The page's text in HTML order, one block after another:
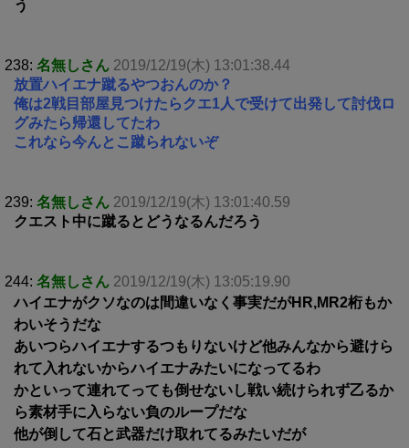
う
238: 名無しさん 2019/12/19(木) 13:01:38.44
放置ハイエナ蹴るやつおんのか？
俺は2戦目部屋見つけたらクエ1人で受けて出発して討伐ロ
グみたら帰還してたわ
これなら今んとこ蹴られないぞ
239: 名無しさん 2019/12/19(木) 13:01:40.59
クエスト中に蹴るとどうなるんだろう
244: 名無しさん 2019/12/19(木) 13:05:19.90
ハイエナがクソなのは間違いなく事実だがHR,MR2桁もか
わいそうだな
あいつらハイエナするつもりないけど他みんなから避けら
れて入れないからハイエナみたいになってるわ
かといって連れてっても倒せないし戦い続けられず乙るか
ら素材手に入らない負のループだな
他が倒して石と武器だけ取れてるみたいだが